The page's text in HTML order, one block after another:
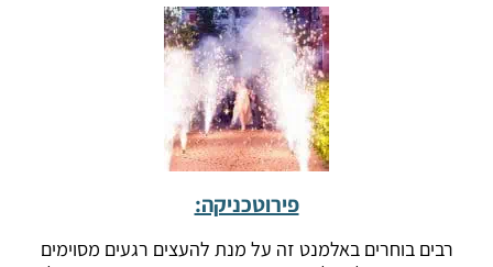
פירוטכניקה:
רבים בוחרים באלמנט זה על מנת להעצים רגעים מסוימים